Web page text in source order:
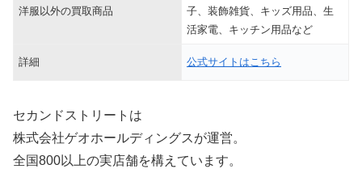
洋服以外の買取商品
子、装飾雑貨、キッズ用品、生
活家電、キッチン用品など
詳細 公式サイトはこちら
セカンドストリートは
株式会社ゲオホールディングスが運営。
全国800以上の実店舗を構えています。